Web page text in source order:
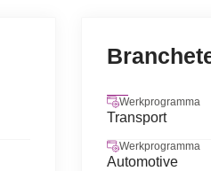
Werkprogramma
Transport
Werkprogramma
Automotive